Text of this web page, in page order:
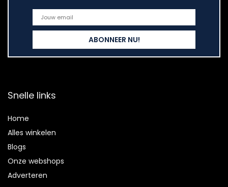
Snelle links
Home
Alles winkelen
Blogs
Onze webshops
Adverteren